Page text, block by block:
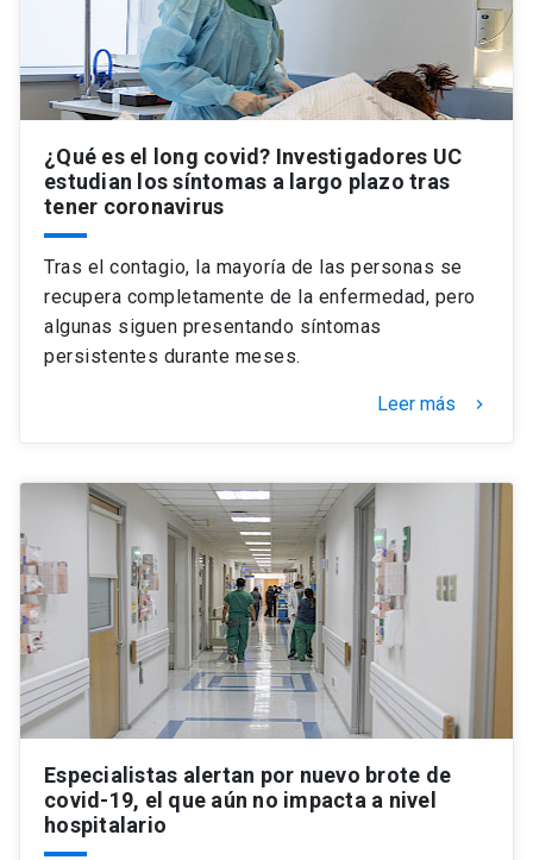
¿Qué es el long covid? Investigadores UC
estudian los síntomas a largo plazo tras
tener coronavirus
Tras el contagio, la mayoría de las personas se
recupera completamente de la enfermedad, pero
algunas siguen presentando síntomas
persistentes durante meses.
Leer más keyboard_arrow_right
Especialistas alertan por nuevo brote de
covid-19, el que aún no impacta a nivel
hospitalario